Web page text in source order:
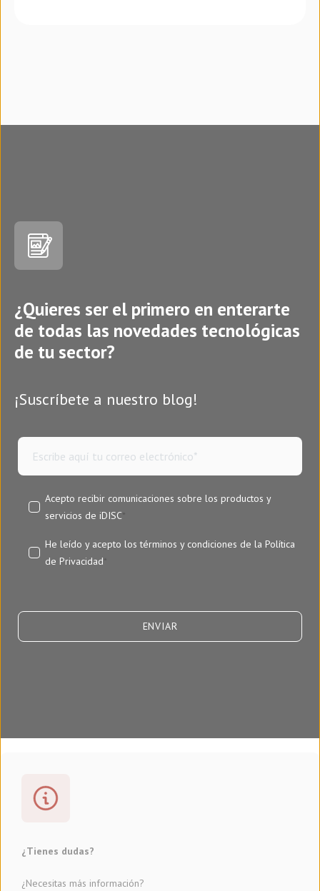
¿Quieres ser el primero en enterarte
de todas las novedades tecnológicas
de tu sector?
¡Suscríbete a nuestro blog!
Acepto recibir comunicaciones sobre los productos y
servicios de iDISC*
He leído y acepto los términos y condiciones de la Política
de Privacidad*
¿Tienes dudas?
¿Necesitas más información?